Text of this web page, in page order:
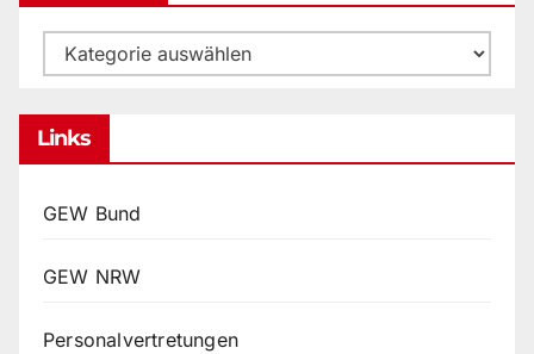
Kategorien
Links
GEW Bund
GEW NRW
Personalvertretungen